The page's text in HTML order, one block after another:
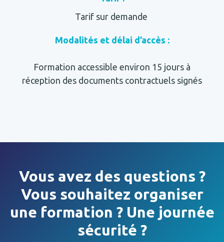
Tarif sur demande
Modalités et délai d’accès :
Formation accessible environ 15 jours à
réception des documents contractuels signés
Vous avez des questions ?
Vous souhaitez organiser
une formation ? Une journée
sécurité ?